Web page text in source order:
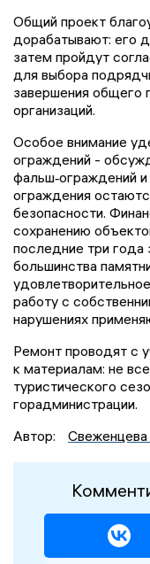
Общий проект
дорабатывают: его
затем пройдут
для выбора
завершения общего
организаций.
Особое внимание
ограждений -
фальш‑ограждений
ограждения
безопасности.
сохранению
последние три года
большинства
работу с
нарушениях
Ремонт проводят с
к материалам: не
туристического
горадминистрации.
Автор:
Свеженцева